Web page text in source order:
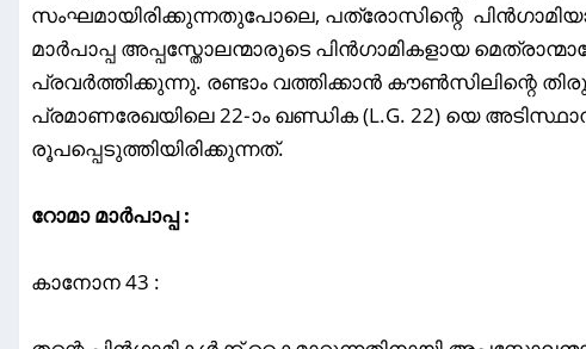
സംഘമായിരിക്കുന്നതുപോലെ, പത്രോസിന്റെ
മാർപാപ്പ അപ്പസ്തോലന്മാരുടെ പിൻഗാമികളായ
പ്രവർത്തിക്കുന്നു. രണ്ടാം വത്തിക്കാൻ കൗൺസിലിന്റെ
പ്രമാണരേഖയിലെ 22-ാം ഖണ്ഡിക (L.G. 22) യെ
രൂപപ്പെടുത്തിയിരിക്കുന്നത്.
റോമാ മാർപാപ്പ :
കാനോന 43 :